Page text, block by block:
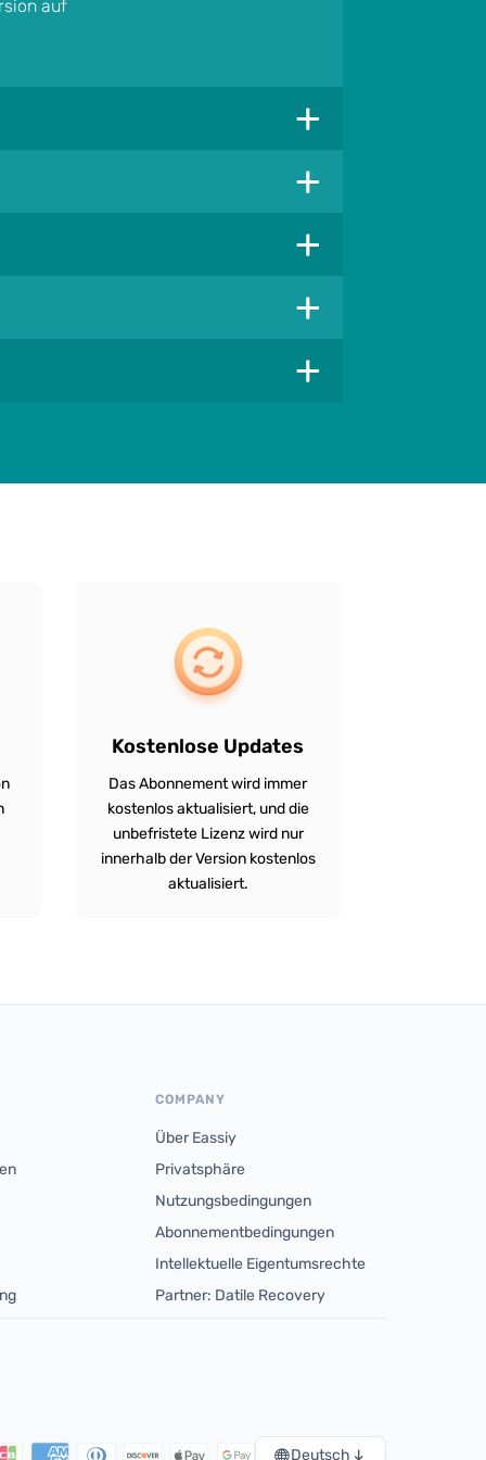
auf
+
+
+
+
+
Kostenlose Updates
Das Abonnement wird immer
kostenlos aktualisiert, und die
unbefristete Lizenz wird nur
innerhalb der Version kostenlos
aktualisiert.
COMPANY
Über Eassiy
Privatsphäre
Nutzungsbedingungen
Abonnementbedingungen
Intellektuelle Eigentumsrechte
Partner: Datile Recovery
Deutsch